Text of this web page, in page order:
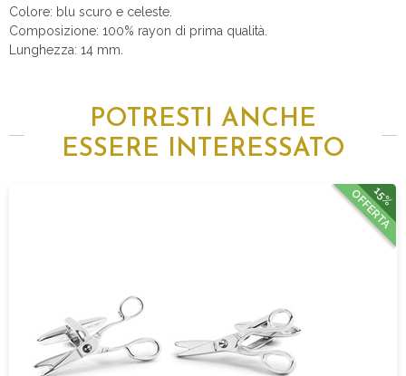
Colore: blu scuro e celeste.
Composizione: 100% rayon di prima qualità.
Lunghezza: 14 mm.
POTRESTI ANCHE
ESSERE INTERESSATO
15%
OFFERTA